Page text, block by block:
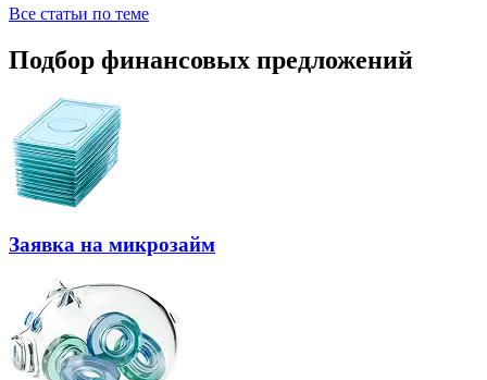
Все статьи по теме
Подбор финансовых предложений
Заявка на микрозайм